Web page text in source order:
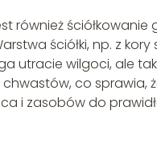
również ściółkowanie
ściółki, np. z kory
utracie wilgoci, ale
co sprawia,
i zasobów do